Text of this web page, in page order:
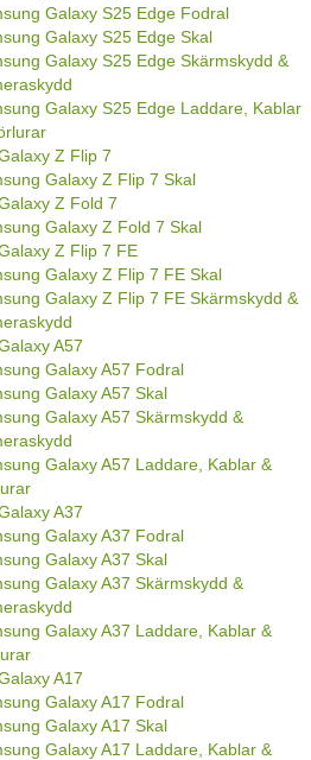
Galaxy S25 Edge Fodral
Galaxy S25 Edge Skal
Galaxy S25 Edge Skärmskydd &
Galaxy S25 Edge Laddare, Kablar
Z Flip 7
Galaxy Z Flip 7 Skal
Z Fold 7
Galaxy Z Fold 7 Skal
Z Flip 7 FE
Galaxy Z Flip 7 FE Skal
Galaxy Z Flip 7 FE Skärmskydd &
A57
Galaxy A57 Fodral
Galaxy A57 Skal
Galaxy A57 Skärmskydd &
Galaxy A57 Laddare, Kablar &
A37
Galaxy A37 Fodral
Galaxy A37 Skal
Galaxy A37 Skärmskydd &
Galaxy A37 Laddare, Kablar &
A17
Galaxy A17 Fodral
Galaxy A17 Skal
Galaxy A17 Laddare, Kablar &